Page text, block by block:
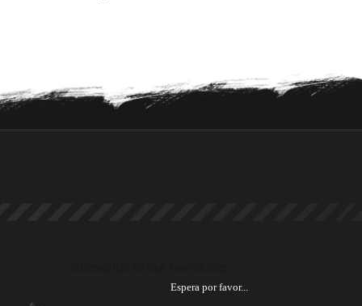
Espera por favor...